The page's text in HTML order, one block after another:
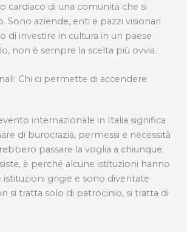
cardiaco di una comunità che si
Sono aziende, enti e pazzi visionari
di investire in cultura in un paese
non è sempre la scelta più ovvia.
Chi ci permette di accendere
internazionale in Italia significa
di burocrazia, permessi e necessità
passare la voglia a chiunque.
è perché alcune istituzioni hanno
istituzioni grigie e sono diventate
si tratta solo di patrocinio, si tratta di